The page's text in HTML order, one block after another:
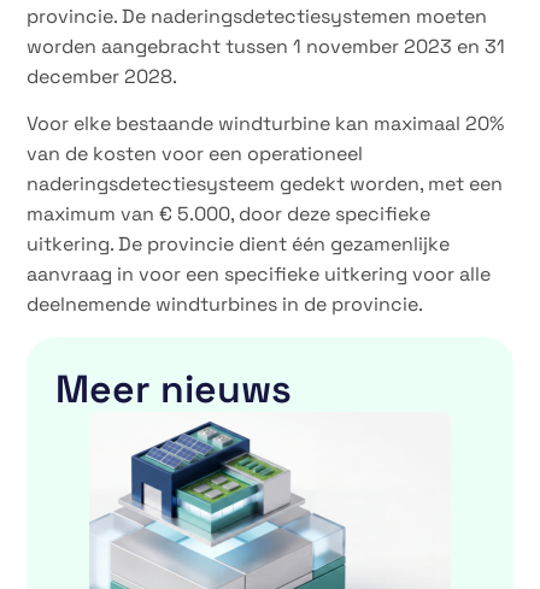
provincie. De naderingsdetectiesystemen moeten
worden aangebracht tussen 1 november 2023 en 31
december 2028.
Voor elke bestaande windturbine kan maximaal 20%
van de kosten voor een operationeel
naderingsdetectiesysteem gedekt worden, met een
maximum van € 5.000, door deze specifieke
uitkering. De provincie dient één gezamenlijke
aanvraag in voor een specifieke uitkering voor alle
deelnemende windturbines in de provincie.
Meer nieuws